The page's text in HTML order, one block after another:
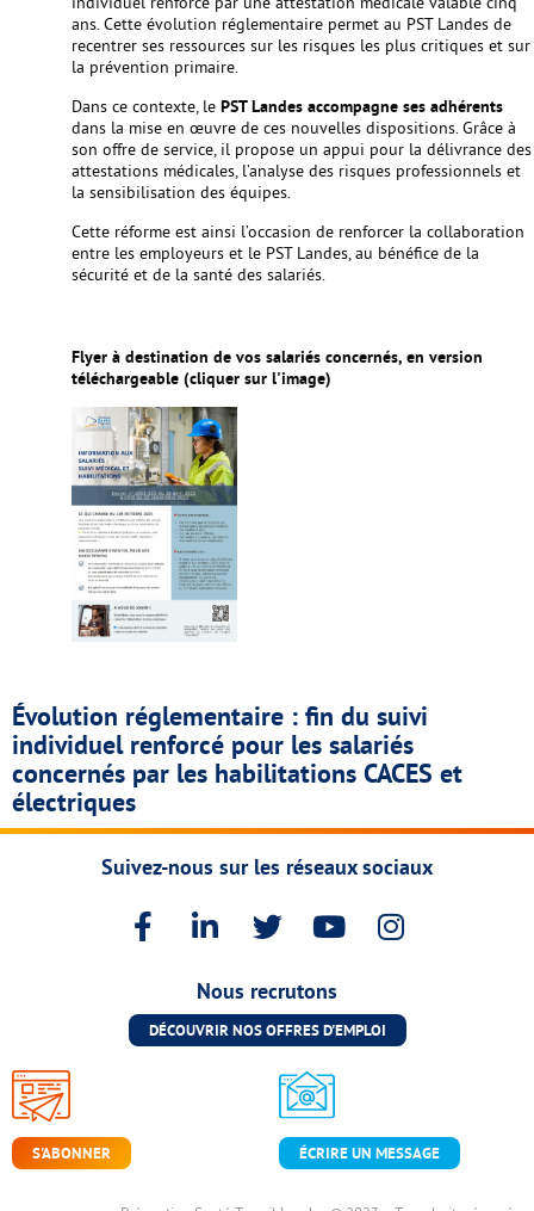
ans. Cette évolution réglementaire permet au PST Landes de
recentrer ses ressources sur les risques les plus critiques et sur
la prévention primaire.
Dans ce contexte, le PST Landes accompagne ses adhérents
dans la mise en œuvre de ces nouvelles dispositions. Grâce à
son offre de service, il propose un appui pour la délivrance des
attestations médicales, l’analyse des risques professionnels et
la sensibilisation des équipes.
Cette réforme est ainsi l’occasion de renforcer la collaboration
entre les employeurs et le PST Landes, au bénéfice de la
sécurité et de la santé des salariés.
Flyer à destination de vos salariés concernés, en version
téléchargeable (cliquer sur l'image)
Évolution réglementaire : fin du suivi
individuel renforcé pour les salariés
concernés par les habilitations CACES et
électriques
Suivez-nous sur les réseaux sociaux
Nous recrutons
DÉCOUVRIR NOS OFFRES D'EMPLOI
S'ABONNER ÉCRIRE UN MESSAGE